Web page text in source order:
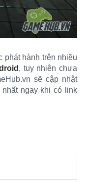
phát hành trên nhiều
, tuy nhiên chưa
sẽ cập nhật
ngay khi có link